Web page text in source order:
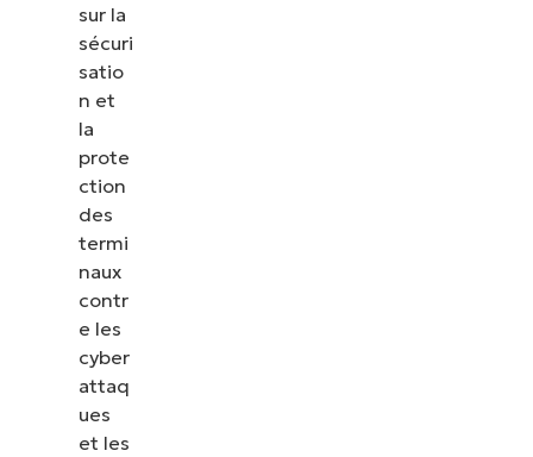
sur la
sécuri
satio
n et
la
prote
ction
des
termi
naux
contr
e les
cyber
attaq
ues
et les